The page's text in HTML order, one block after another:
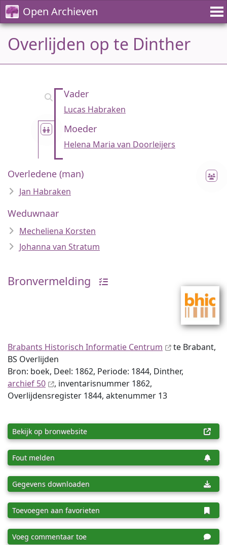
Open Archieven
Overlijden op te Dinther
Vader
Lucas Habraken
Moeder
Helena Maria van Doorleijers
Overledene (man)
Jan Habraken
Weduwnaar
Mecheliena Korsten
Johanna van Stratum
Bronvermelding
Brabants Historisch Informatie Centrum
te Brabant,
BS Overlijden
Bron: boek, Deel: 1862, Periode: 1844, Dinther,
archief 50
, inventaris­num­mer 1862,
Overlijdensregister 1844, aktenummer 13
Bekijk op bronwebsite
Fout melden
Gegevens downloaden
Toevoegen aan favorieten
Voeg commentaar toe